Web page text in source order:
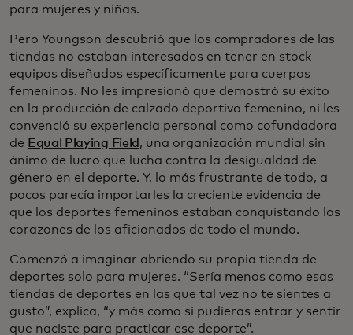
para mujeres y niñas.
Pero Youngson descubrió que los compradores de las
tiendas no estaban interesados en tener en stock
equipos diseñados específicamente para cuerpos
femeninos. No les impresionó que demostró su éxito
en la producción de calzado deportivo femenino, ni les
convenció su experiencia personal como cofundadora
de Equal Playing Field , una organización mundial sin
ánimo de lucro que lucha contra la desigualdad de
género en el deporte. Y, lo más frustrante de todo, a
pocos parecía importarles la creciente evidencia de
que los deportes femeninos estaban conquistando los
corazones de los aficionados de todo el mundo.
Comenzó a imaginar abriendo su propia tienda de
deportes solo para mujeres. “Sería menos como esas
tiendas de deportes en las que tal vez no te sientes a
gusto”, explica, “y más como si pudieras entrar y sentir
que naciste para practicar ese deporte”.